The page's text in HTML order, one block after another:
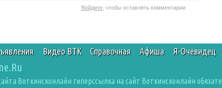
Войдите, чтобы оставлять комментарии
Видео ВТК Справочная Афиша Я-Очевидец
Воткинсконлайн гиперссылка на сайт Воткинсконлайн